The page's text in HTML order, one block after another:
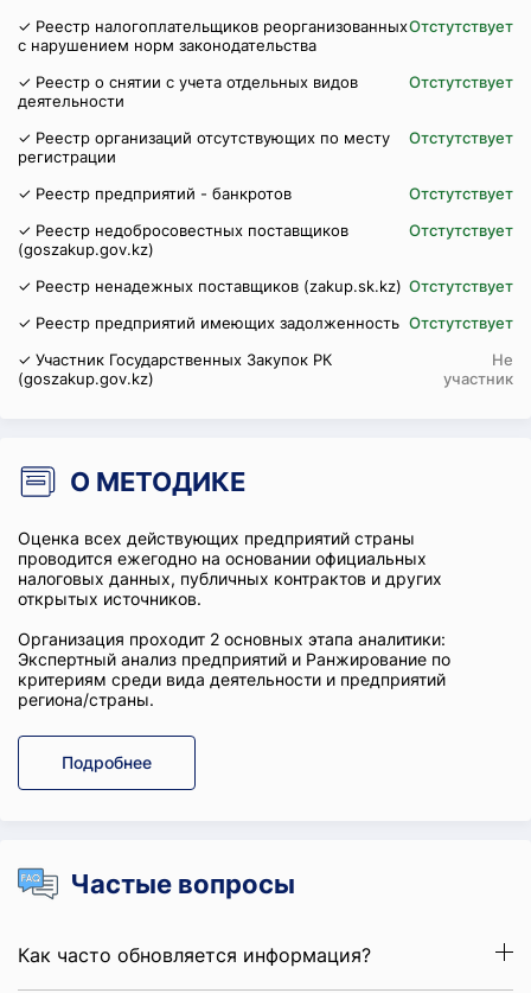
✓ Реестр налогоплательщиков реорганизованных
с нарушением норм законодательства
Отстутствует
✓ Реестр о снятии с учета отдельных видов
деятельности
Отстутствует
✓ Реестр организаций отсутствующих по месту
регистрации
Отстутствует
✓ Реестр предприятий - банкротов
Отстутствует
✓ Реестр недобросовестных поставщиков
(goszakup.gov.kz)
Отстутствует
✓ Реестр ненадежных поставщиков (zakup.sk.kz) Отстутствует
✓ Реестр предприятий имеющих задолженность Отстутствует
✓ Участник Государственных Закупок РК
(goszakup.gov.kz)
Не
участник
О МЕТОДИКЕ
Оценка всех действующих предприятий страны
проводится ежегодно на основании официальных
налоговых данных, публичных контрактов и других
открытых источников.
Организация проходит 2 основных этапа аналитики:
Экспертный анализ предприятий и Ранжирование по
критериям среди вида деятельности и предприятий
региона/страны.
Подробнее
Частые вопросы
Как часто обновляется информация?